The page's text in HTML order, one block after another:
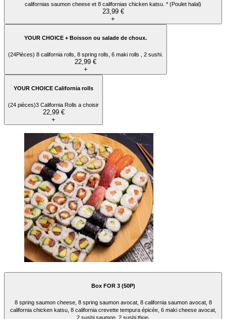
californias saumon cheese et 8 californias chicken katsu. * (Poulet halal)
23,99 €
+
YOUR CHOICE + Boisson ou salade de choux.
(24Pièces) 8 california rolls, 8 spring rolls, 6 maki rolls , 2 sushi.
22,99 €
+
YOUR CHOICE California rolls
(24 pièces)3 California Rolls a choisir
22,99 €
+
Box FOR 3 (50P)
8 spring saumon cheese, 8 spring saumon avocat, 8 california saumon avocat, 8
california chicken katsu, 8 california crevette tempura épicée, 6 maki cheese avocat,
2 sushi saumon, 2 sushi thon.